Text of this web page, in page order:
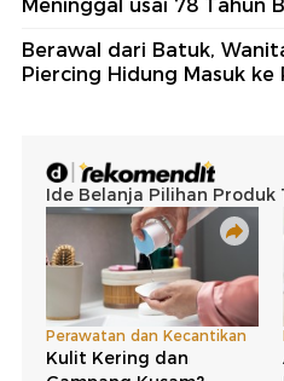
Meninggal usai 78 Tahun
Berawal dari Batuk,
Piercing Hidung Masuk ke